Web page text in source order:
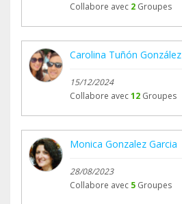
Collabore avec 2 Groupes
Carolina Tuñón González
15/12/2024
Collabore avec12 Groupes
Monica Gonzalez Garcia
28/08/2023
Collabore avec 5 Groupes